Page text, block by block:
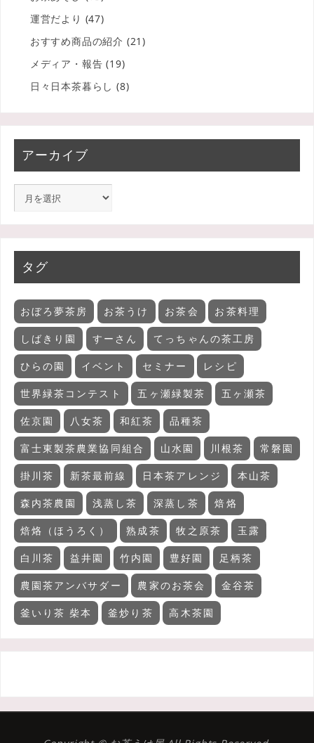
運営だより (47)
おすすめ商品の紹介 (21)
メディア・報告 (19)
日々日本茶暮らし (8)
アーカイブ
タグ
おぼろ夢茶房 お茶うけ お茶会 お茶料理
しばきり園 すーさん てっちゃんの茶工房
ひらの園 イベント セミナー レシピ
世界緑茶コンテスト 五ヶ瀬緑製茶 五ヶ瀬茶
佐京園 八女茶 和紅茶 品種茶
富士東製茶農業協同組合 山水園 川根茶 常磐園
掛川茶 新茶最前線 日本茶アレンジ 本山茶
森内茶農園 浅蒸し茶 深蒸し茶 焙烙
焙烙（ほうろく） 熟成茶 牧之原茶 玉露
白川茶 益井園 竹内園 豊好園 足柄茶
農園茶アンバサダー 農家のお茶会 金谷茶
釜いり茶 柴本 釜炒り茶 高木茶園